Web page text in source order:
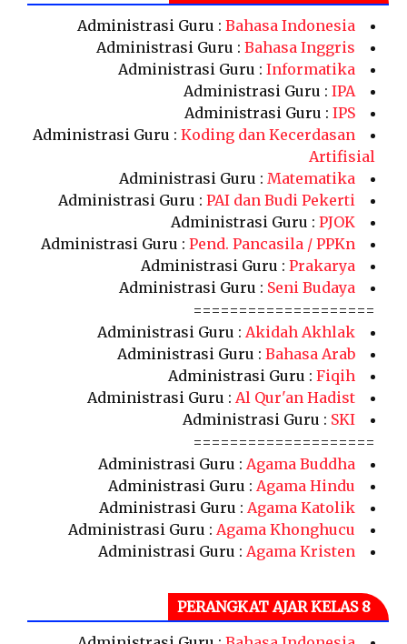
Administrasi Guru : Bahasa Indonesia
Administrasi Guru : Bahasa Inggris
Administrasi Guru : Informatika
Administrasi Guru : IPA
Administrasi Guru : IPS
Administrasi Guru : Koding dan Kecerdasan
Artifisial
Administrasi Guru : Matematika
Administrasi Guru : PAI dan Budi Pekerti
Administrasi Guru : PJOK
Administrasi Guru : Pend. Pancasila / PPKn
Administrasi Guru : Prakarya
Administrasi Guru : Seni Budaya
====================
Administrasi Guru : Akidah Akhlak
Administrasi Guru : Bahasa Arab
Administrasi Guru : Fiqih
Administrasi Guru : Al Qur'an Hadist
Administrasi Guru : SKI
====================
Administrasi Guru : Agama Buddha
Administrasi Guru : Agama Hindu
Administrasi Guru : Agama Katolik
Administrasi Guru : Agama Khonghucu
Administrasi Guru : Agama Kristen
PERANGKAT AJAR KELAS 8